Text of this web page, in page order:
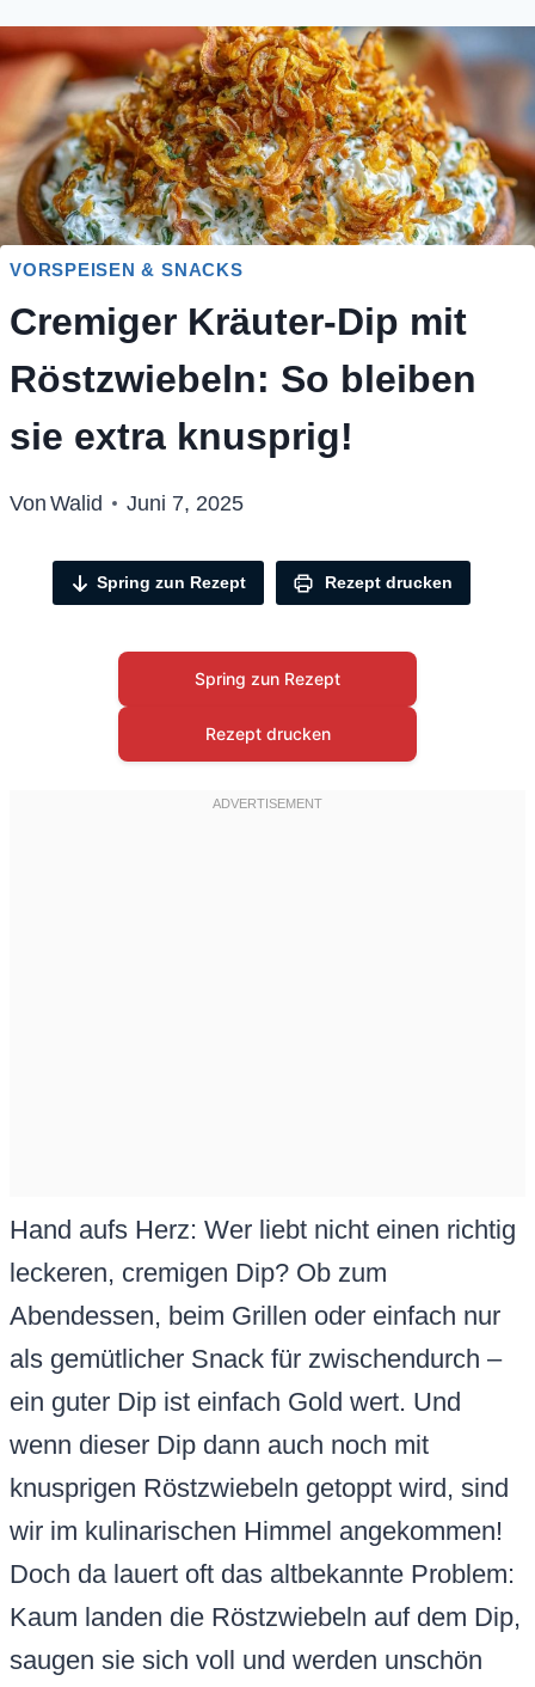
VORSPEISEN & SNACKS
Cremiger Kräuter-Dip mit
Röstzwiebeln: So bleiben
sie extra knusprig!
Von Walid Juni 7, 2025
Spring zun Rezept Rezept drucken
Spring zun Rezept
Rezept drucken
Hand aufs Herz: Wer liebt nicht einen richtig
leckeren, cremigen Dip? Ob zum
Abendessen, beim Grillen oder einfach nur
als gemütlicher Snack für zwischendurch –
ein guter Dip ist einfach Gold wert. Und
wenn dieser Dip dann auch noch mit
knusprigen Röstzwiebeln getoppt wird, sind
wir im kulinarischen Himmel angekommen!
Doch da lauert oft das altbekannte Problem:
Kaum landen die Röstzwiebeln auf dem Dip,
saugen sie sich voll und werden unschön